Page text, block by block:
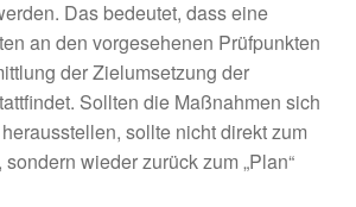
Das bedeutet, dass eine
an den vorgesehenen Prüfpunkten
der Zielumsetzung der
Sollten die Maßnahmen sich
sollte nicht direkt zum
sondern wieder zurück zum „Plan“